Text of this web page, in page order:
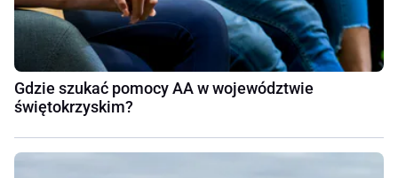
Gdzie szukać pomocy AA w województwie
świętokrzyskim?